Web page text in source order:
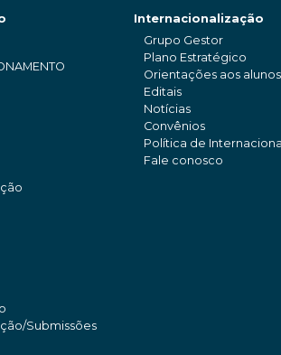
Submissões
Internacionalização
Grupo Gestor
Plano Estratégico
Orientações aos alunos
Editais
Notícias
Convênios
Política de
Fale conosco